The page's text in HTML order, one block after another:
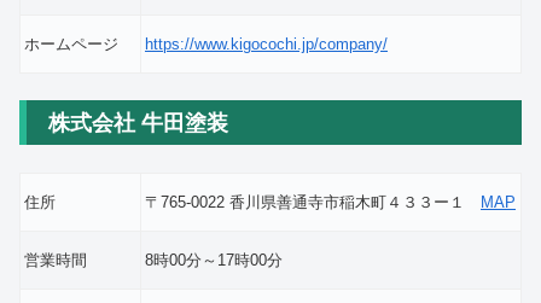
ホームページ https://www.kigocochi.jp/company/
株式会社 牛田塗装
住所 〒765-0022 香川県善通寺市稲木町４３３ー１ MAP
営業時間 8時00分～17時00分